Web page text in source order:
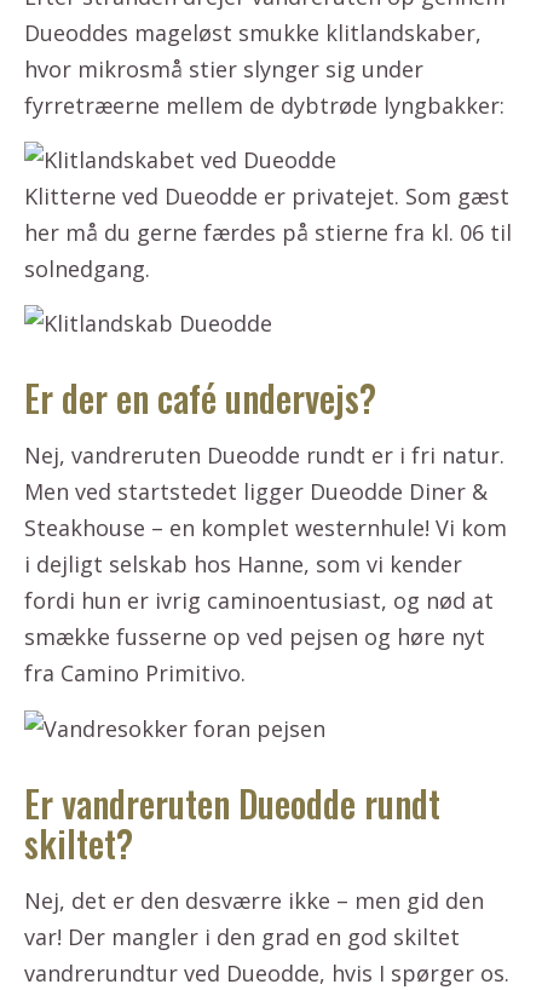
Dueoddes mageløst smukke klitlandskaber,
hvor mikrosmå stier slynger sig under
fyrretræerne mellem de dybtrøde lyngbakker:
Klitterne ved Dueodde er privatejet. Som gæst
her må du gerne færdes på stierne fra kl. 06 til
solnedgang.
Er der en café undervejs?
Nej, vandreruten Dueodde rundt er i fri natur.
Men ved startstedet ligger Dueodde Diner &
Steakhouse – en komplet westernhule! Vi kom
i dejligt selskab hos Hanne, som vi kender
fordi hun er ivrig caminoentusiast, og nød at
smække fusserne op ved pejsen og høre nyt
fra Camino Primitivo.
Er vandreruten Dueodde rundt
skiltet?
Nej, det er den desværre ikke – men gid den
var! Der mangler i den grad en god skiltet
vandrerundtur ved Dueodde, hvis I spørger os.